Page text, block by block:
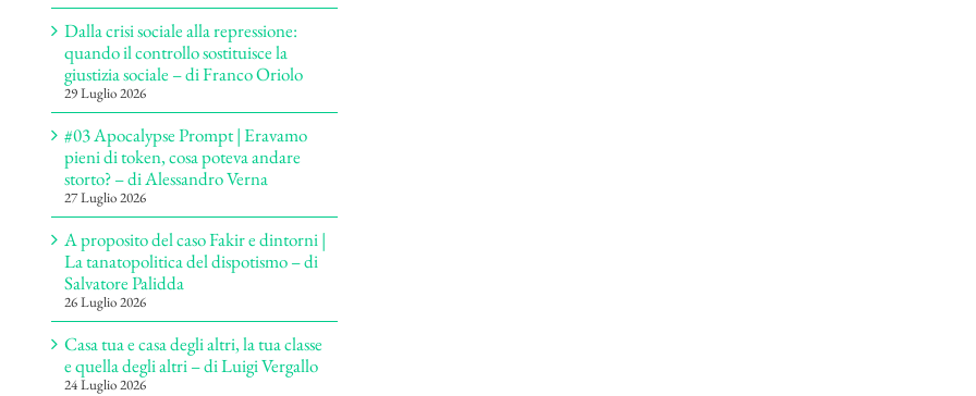
Dalla crisi sociale alla repressione:
quando il controllo sostituisce la
giustizia sociale – di Franco Oriolo
29 Luglio 2026
#03 Apocalypse Prompt | Eravamo
pieni di token, cosa poteva andare
storto? – di Alessandro Verna
27 Luglio 2026
A proposito del caso Fakir e dintorni |
La tanatopolitica del dispotismo – di
Salvatore Palidda
26 Luglio 2026
Casa tua e casa degli altri, la tua classe
e quella degli altri – di Luigi Vergallo
24 Luglio 2026